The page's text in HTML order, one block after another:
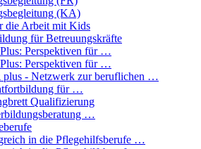
(KA)
die Arbeit mit Kids
für Betreuungskräfte
Perspektiven für …
Perspektiven für …
plus - Netzwerk zur beruflichen …
für …
Qualifizierung
…
in die Pflegehilfsberufe …